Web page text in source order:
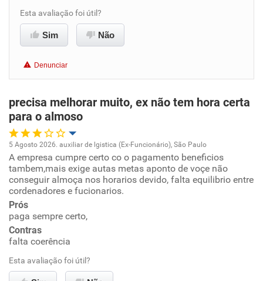
Conciliação com a vida familiar
Benefícios
Não recomenda a diretoria
Esta avaliação foi útil?
Sim Não
Denunciar
precisa melhorar muito, ex não tem hora certa
para o almoso
Oportunidade de promoção
Ambiente de trabalho
Conciliação com a vida familiar
Benefícios
5 Agosto 2026. auxiliar de lgistica (Ex-Funcionário), São Paulo
A empresa cumpre certo co o pagamento beneficios
tambem,mais exige autas metas aponto de voçe não
conseguir almoça nos horarios devido, falta equilibrio entre
cordenadores e fucionarios.
Prós
paga sempre certo,
Contras
falta coerência
Esta avaliação foi útil?